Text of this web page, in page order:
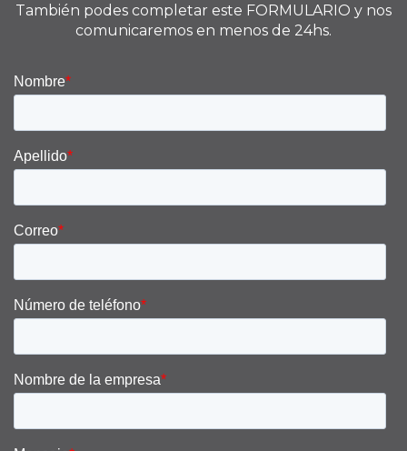
También podes completar este FORMULARIO y nos
comunicaremos en menos de 24hs.